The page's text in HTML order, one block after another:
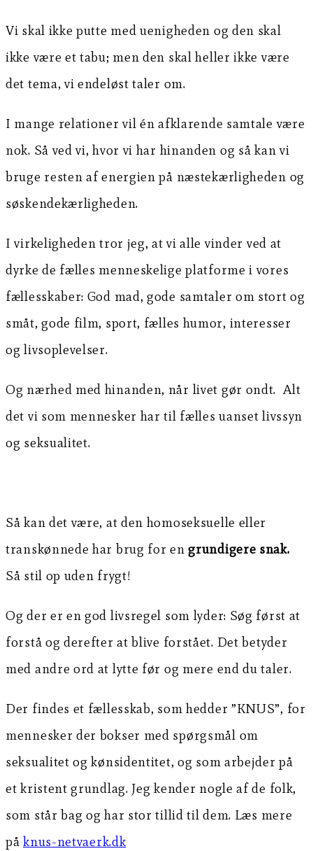
Vi skal ikke putte med uenigheden og den skal
ikke være et tabu; men den skal heller ikke være
det tema, vi endeløst taler om.
I mange relationer vil én afklarende samtale være
nok. Så ved vi, hvor vi har hinanden og så kan vi
bruge resten af energien på næstekærligheden og
søskendekærligheden.
I virkeligheden tror jeg, at vi alle vinder ved at
dyrke de fælles menneskelige platforme i vores
fællesskaber: God mad, gode samtaler om stort og
småt, gode film, sport, fælles humor, interesser
og livsoplevelser.
Og nærhed med hinanden, når livet gør ondt. Alt
det vi som mennesker har til fælles uanset livssyn
og seksualitet.
Så kan det være, at den homoseksuelle eller
transkønnede har brug for engrundigere snak.
Så stil op uden frygt!
Og der er en god livsregel som lyder: Søg først at
forstå og derefter at blive forstået. Det betyder
med andre ord at lytte før og mere end du taler.
Der findes et fællesskab, som hedder ”KNUS”, for
mennesker der bokser med spørgsmål om
seksualitet og kønsidentitet, og som arbejder på
et kristent grundlag. Jeg kender nogle af de folk,
som står bag og har stor tillid til dem. Læs mere
påknus-netvaerk.dk